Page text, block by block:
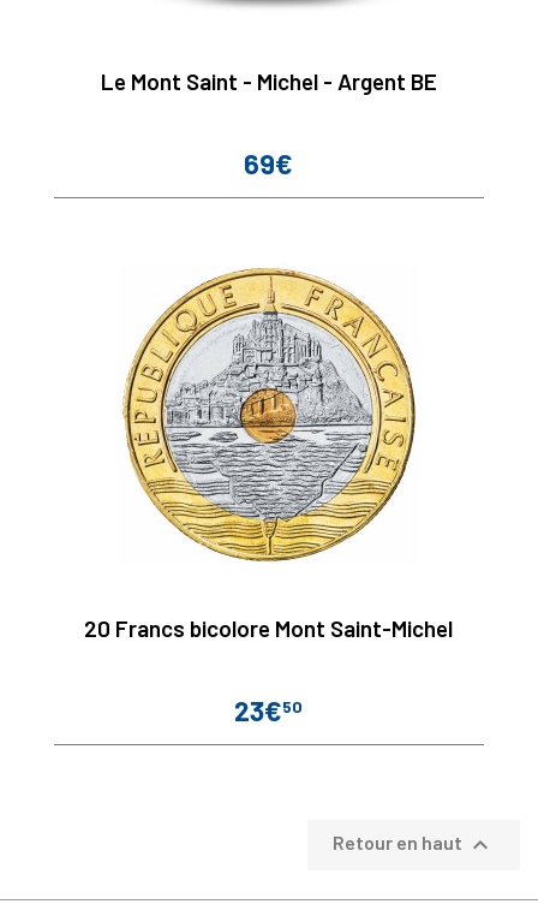
Le Mont Saint - Michel - Argent BE
Prix
69€
20 Francs bicolore Mont Saint-Michel
Prix
23€50
Retour en haut 